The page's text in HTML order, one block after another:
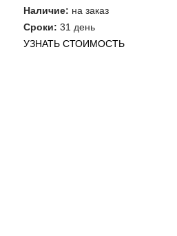
Наличие: на заказ
Сроки: 31 день
УЗНАТЬ СТОИМОСТЬ